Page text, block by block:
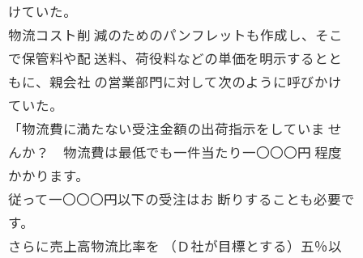
けていた。
物流コスト削 減のためのパンフレットも作成し、そこ
で保管料や配 送料、荷役料などの単価を明示するとと
もに、親会社 の営業部門に対して次のように呼びかけ
ていた。
「物流費に満たない受注金額の出荷指示をしていま せ
んか？ 物流費は最低でも一件当たり一〇〇〇円 程度
かかります。
従って一〇〇〇円以下の受注はお 断りすることも必要で
す。
さらに売上高物流比率を （Ｄ社が目標とする）五％以